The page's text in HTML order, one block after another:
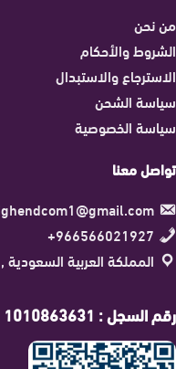
من نحن
الشروط والأحكام
الاسترجاع والاستبدال
سياسة الشحن
سياسة الخصوصية
تواصل معنا
966566021927+
المملكة العربية
رقم السجل : 1010863631